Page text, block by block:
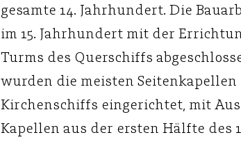
gesamte 14. Jahrhundert. Die
im 15. Jahrhundert mit der
Turms des Querschiffs
wurden die meisten Seitenkapellen
Kirchenschiffs eingerichtet, mit
Kapellen aus der ersten Hälfte des